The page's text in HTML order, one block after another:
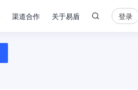
渠道合作 关于易盾 登录